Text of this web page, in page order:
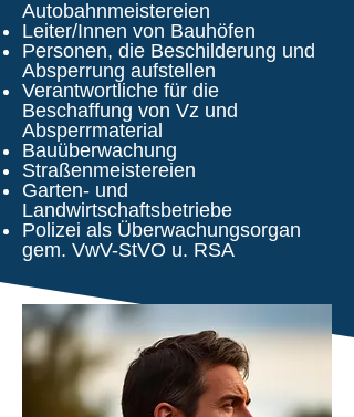
Autobahnmeistereien
Leiter/Innen von Bauhöfen
Personen, die Beschilderung und
Absperrung aufstellen
Verantwortliche für die
Beschaffung von Vz und
Absperrmaterial
Bauüberwachung
Straßenmeistereien
Garten- und
Landwirtschaftsbetriebe
Polizei als Überwachungsorgan
gem. VwV-StVO u. RSA